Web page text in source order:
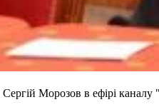
Морозов в ефірі